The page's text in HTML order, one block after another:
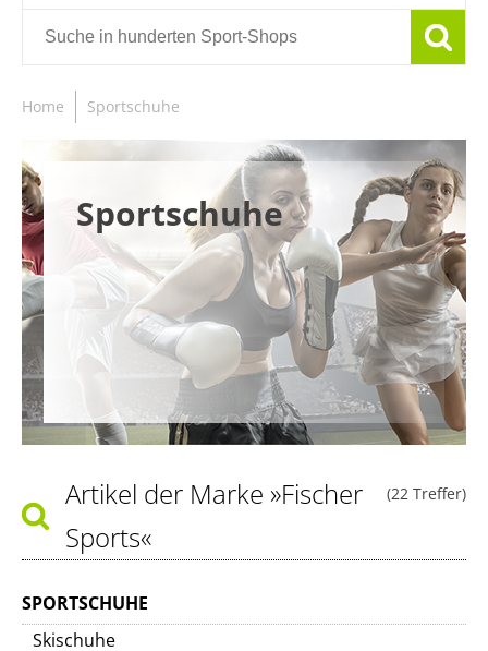
Home Sportschuhe
Sportschuhe
(22 Treffer)
Artikel der Marke »Fischer
Sports«
SPORTSCHUHE
Skischuhe